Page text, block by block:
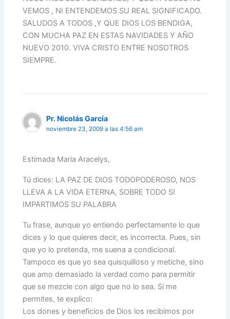
VEMOS , NI ENTENDEMOS SU REAL SIGNIFICADO.
SALUDOS A TODOS ,Y QUE DIOS LOS BENDIGA,
CON MUCHA PAZ EN ESTAS NAVIDADES Y AÑO
NUEVO 2010. VIVA CRISTO ENTRE NOSOTROS
SIEMPRE.
Pr. Nicolás García
noviembre 23, 2009 a las 4:56 am
Estimada Maria Aracelys,
Tú dices: LA PAZ DE DIOS TODOPODEROSO, NOS
LLEVA A LA VIDA ETERNA, SOBRE TODO SI
IMPARTIMOS SU PALABRA
Tu frase, aunque yo entiendo perfectamente lo que
dices y lo que quieres decir, es incorrecta. Pues, sin
que yo lo pretenda, me suena a condicional.
Tampoco es que yo sea quisquilloso y metiche, sino
que amo demasiado la verdad como para permitir
que se mezcle con algo que no lo sea. Si me
permites, te explico:
Los dones y beneficios de Dios los recibimos por